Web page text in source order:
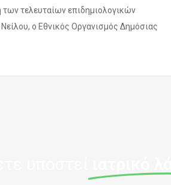
τελευταίων επιδημιολογικών
ο Εθνικός Οργανισμός Δημόσιας